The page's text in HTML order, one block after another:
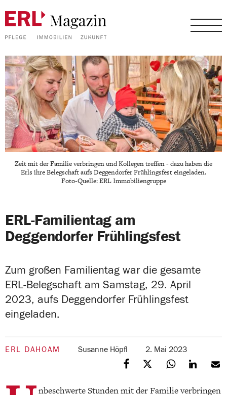
Zeit mit der Familie verbringen und Kollegen treffen - dazu haben die
Erls ihre Belegschaft aufs Deggendorfer Frühlingsfest eingeladen.
Foto-Quelle: ERL Immobiliengruppe
ERL-Familientag am
Deggendorfer Frühlingsfest
Zum großen Familientag war die gesamte
ERL-Belegschaft am Samstag, 29. April
2023, aufs Deggendorfer Frühlingsfest
eingeladen.
ERL DAHOAM Susanne Höpfl 2. Mai 2023
nbeschwerte Stunden mit der Familie verbringen